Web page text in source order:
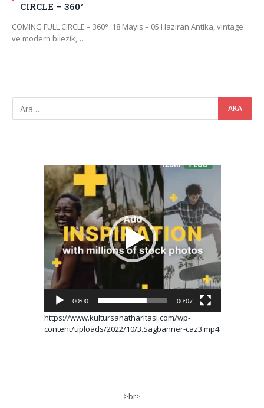
CIRCLE – 360°
COMING FULL CIRCLE – 360° 18 Mayıs – 05 Haziran Antika, vintage
ve modern bilezik,…
Video
oynatıcı
00:00 00:07
https://www.kultursanatharitasi.com/wp-
content/uploads/2022/10/3.Sagbanner-caz3.mp4
>br>